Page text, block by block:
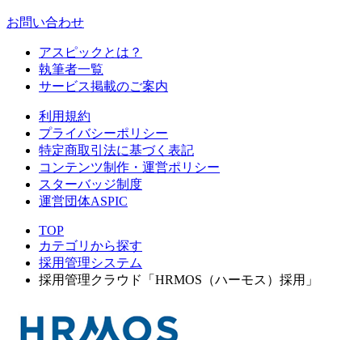
お問い合わせ
アスピックとは？
執筆者一覧
サービス掲載のご案内
利用規約
プライバシーポリシー
特定商取引法に基づく表記
コンテンツ制作・運営ポリシー
スターバッジ制度
運営団体ASPIC
TOP
カテゴリから探す
採用管理システム
採用管理クラウド「HRMOS（ハーモス）採用」